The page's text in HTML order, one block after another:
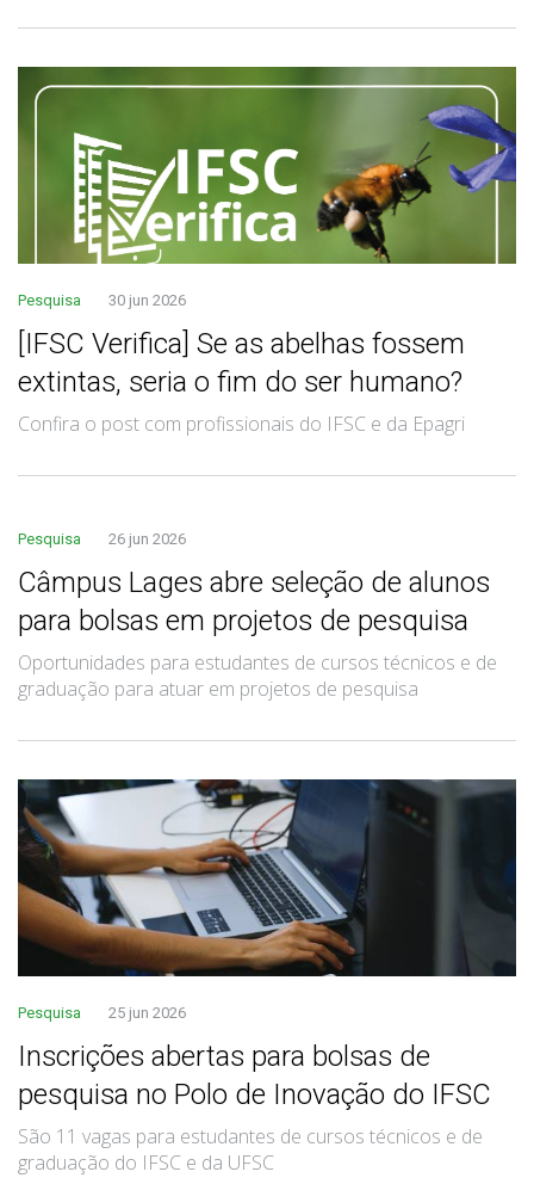
Pesquisa 30 jun 2026
[IFSC Verifica] Se as abelhas fossem
extintas, seria o fim do ser humano?
Confira o post com profissionais do IFSC e da Epagri
Pesquisa 26 jun 2026
Câmpus Lages abre seleção de alunos
para bolsas em projetos de pesquisa
Oportunidades para estudantes de cursos técnicos e de
graduação para atuar em projetos de pesquisa
Pesquisa 25 jun 2026
Inscrições abertas para bolsas de
pesquisa no Polo de Inovação do IFSC
São 11 vagas para estudantes de cursos técnicos e de
graduação do IFSC e da UFSC